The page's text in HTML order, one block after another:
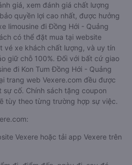
giá, xem đánh giá chất lượng
quyền lợi cao nhất, được hưởng
limousine đi Đồng Hới - Quảng
có thể đặt mua tại website
vé xe khách chất lượng, và uy tín
giữ chỗ 100%. Đối với bất cứ giao
đi Kon Tum Đồng Hới - Quảng
trang web Vexere.com đều được
cố. Chính sách tặng coupon
tùy theo từng trường hợp sự việc.
Vexere hoặc tải app Vexere trên